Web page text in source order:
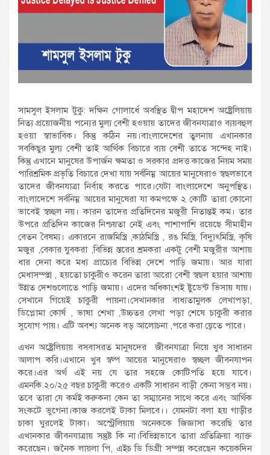
সামসুল ইসলাম টুকু: দক্ষিন গোলার্ধে অবস্থিত দ্বীপ মহাদেশ অষ্ট্রেলিয়ায়
নিত্য প্রয়োজনীয় পন্যের মুল্য বেশী হওয়ায় তাদের জীবনযাত্রাও ব্যয়বহুল
হওয়া স্বাভাবিক। কিন্তু কঠিন নয়।বাংলাদেশের তুলনায় এখানকার
সবকিছুর মুল্য বেশী তাই আর্থিক বিচারে ব্যয় বেশী তাতে সন্দেহ নাই।
কিন্তু এখানে মানুষের উপার্জন ক্ষমতা ও সরকার প্রদত্ত কাজের নিয়ম সময়
পারিশ্রমিক প্রভৃতি বিচারে দেখা যায় সর্বনিম্ন আয়ের মানুষেরাও স্বছলভাবে
তাদের জীবনযাত্রা নির্বাহ করতে পারে।যেটা বাংলাদেশে অনুপস্থিত।
বাংলাদেশে সর্বনিম্ন আয়ের মানুষেরা যা কমপক্ষে ২ কোটি তারা কোনো
ভাবেই স্বচ্ছল নয়। কারন তাদের প্রতিদিনের মজুরী নিতান্তই কম। তার
উপরে প্রতিদিন কাজের নিশ্চয়তা নেই এবং পাশাপাশি রয়েছে সীমাহীন
বেতন বৈষম্য। একারনে রাজমিস্ত্রি ,কাঠমিস্ত্রি , রঙ মিস্ত্রি, বিদ্যুৎমিস্ত্রি, কৃষি
মজুর ,বেকার যুবকরা ,বিভিন্ন স্তরের শ্রমকরা একটু বেশী মজুরীর আশায়
ধার দেনা করে মধ্য প্রাচ্যের বিভিন্ন দেশে পাড়ি জমায়। আর যারা
মেধাসম্পন্ন , হয়তো চাকুরীও করেন তারা আরো বেশী স্বছল হয়ার আশায়
উন্নত দেশগুলোতে পাড়ি জমায়। এদের অধিকাংশই ষ্টুডেন্ট ভিসায় যায়।
সেখানে গিয়েই চাকুরী পায়না।সেখানকার বাধ্যতামুলক লেখাপড়া,
ডিপ্লোমা কোর্ষ , ভাষা শেখা ,উচ্চতর লেখা পড়া শেষে চাকুরী করার
সুযোগ পায়। এটি অবশ্য অনেক বড় আলোচনা ,পরে করা য্বেতে পারে।
এখন অষ্ট্রেলিয়ায় বসবাসরত মানুষদের জীবনযাত্রা নিয়ে খুব সাধারন
আলাপ করি।এখানে খুব স্বল্প আয়ের মানুষেরাও স্বচ্ছল জীবনযাপন
করে।এর অর্থ এই নয় যে তার সহজে কোটিপতি হয়ে যাবে।
এমনকি.২০/২৫ বছর চাকুরী করেও একটি সাধারন বাড়ী কেনা সম্ভব নয়।
তবে তারা যে কর্মই করুকনা কেন তা সম্মানের সাথে করে এবং আর্থিক
সংকটে ভুগেনা।কাজ করলেই টাকা মিলবে।। যেমনটা বলা হয় গাড়ীর
চাকা ঘুরলেই টাকা। অস্ট্রেলিয়ায় অনেককে জিজ্ঞাসা করেছি তার
এখানকার জীবনযাত্রায় সন্তুষ্ট কি না।বিভিন্নভাবে তারা প্রতিক্রিয়া ব্যাক্ত
করেছেন। জনৈক লায়লা পি, এইচ ডি ডিগ্রী সম্পন্ন করেছেন কয়েকদিন